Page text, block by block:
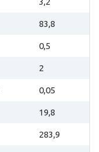
83,8
0,5
2
0,05
19,8
283,9